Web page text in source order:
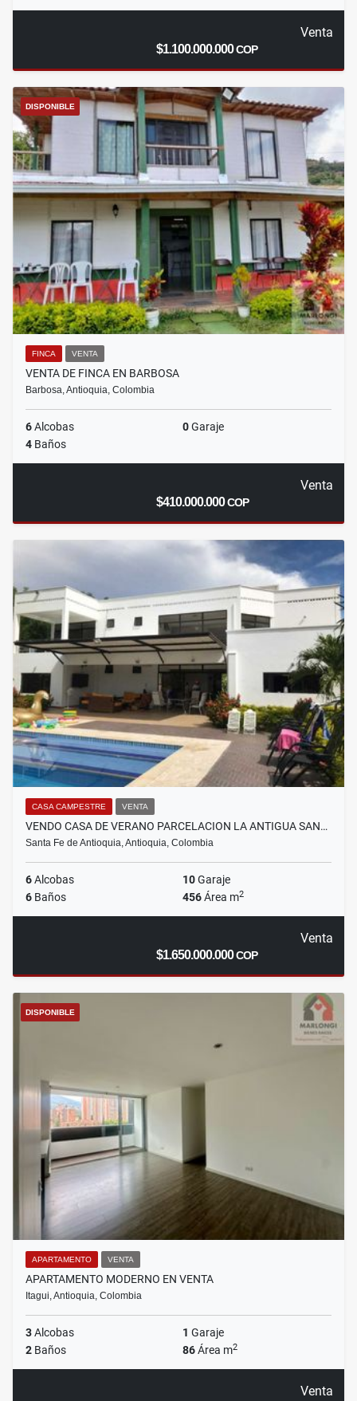
Venta
$1.100.000.000COP
DISPONIBLE
FINCA VENTA
VENTA DE FINCA EN BARBOSA
Barbosa, Antioquia, Colombia
6Alcobas 0Garaje
4 Baños
Venta
$410.000.000COP
CASA CAMPESTRE VENTA
VENDO CASA DE VERANO PARCELACION LA ANTIGUA SAN…
Santa Fe de Antioquia, Antioquia, Colombia
6Alcobas 10Garaje
6 Baños 456Área m2
Venta
$1.650.000.000COP
DISPONIBLE
APARTAMENTO VENTA
APARTAMENTO MODERNO EN VENTA
Itagui, Antioquia, Colombia
3Alcobas 1 Garaje
2 Baños 86Área m2
Venta